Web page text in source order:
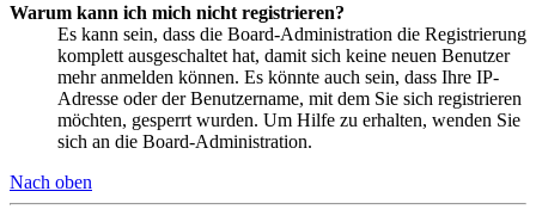
Warum kann ich mich nicht registrieren?
Es kann sein, dass die Board-Administration die Registrierung
komplett ausgeschaltet hat, damit sich keine neuen Benutzer
mehr anmelden können. Es könnte auch sein, dass Ihre IP-
Adresse oder der Benutzername, mit dem Sie sich registrieren
möchten, gesperrt wurden. Um Hilfe zu erhalten, wenden Sie
sich an die Board-Administration.
Nach oben